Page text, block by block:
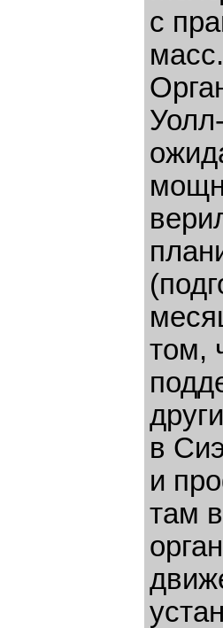
с
том,
в
и
там